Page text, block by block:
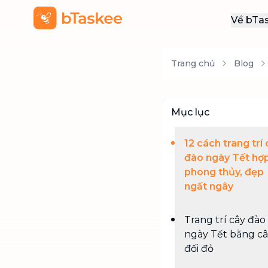
Về
Trang chủ Blog
Mục lục
12 cách trang trí
đào ngày Tết
phong thủy, đẹp
ngất ngây
Trang trí cây đào
ngày Tết bằng
đối đỏ